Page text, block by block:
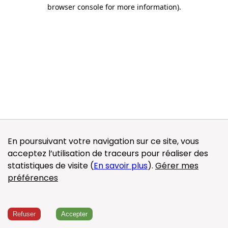
browser console for more information).
En poursuivant votre navigation sur ce site, vous
acceptez l’utilisation de traceurs pour réaliser des
statistiques de visite (En savoir plus). Gérer mes
préférences
Refuser Accepter